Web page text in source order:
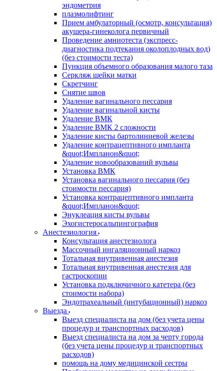
эндометрия
плазмолифтинг
Прием амбулаторный (осмотр, консультация)
акушера-гинеколога первичный
Проведение амниотеста (экспресс-
диагностика подтекания околоплодных вод)
(без стоимости теста)
Пункция объемного образования малого таза
Серкляж шейки матки
Скретчинг
Снятие швов
Удаление вагинального пессария
Удаление вагинальной кисты
Удаление ВМК
Удаление ВМК 2 сложности
Удаление кисты бартолиниевой железы
Удаление контрацептивного импланта
&quot;Импланон&quot;
Удаление новообразований вульвы
Установка ВМК
Установка вагинального пессария (без
стоимости пессария)
Установка контрацептивного импланта
&quot;Импланон&quot;
Энуклеация кисты вульвы
Эхогистеросальпингография
Анестезиология
Консультация анестезиолога
Массочный ингаляционный наркоз
Тотальная внутривенная анестезия
Тотальная внутривенная анестезия для
гастроскопии
Установка подключичного катетера (без
стоимости набора)
Эндотрахеальный (интубационный) наркоз
Выезда
Выезд специалиста на дом (без учета цены
процедур и транспортных расходов)
Выезд специалиста на дом за черту города
(без учета цены процедур и транспортных
расходов)
помощь на дому медицинской сестры